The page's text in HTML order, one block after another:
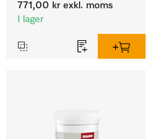
771,00 kr exkl. moms
I lager